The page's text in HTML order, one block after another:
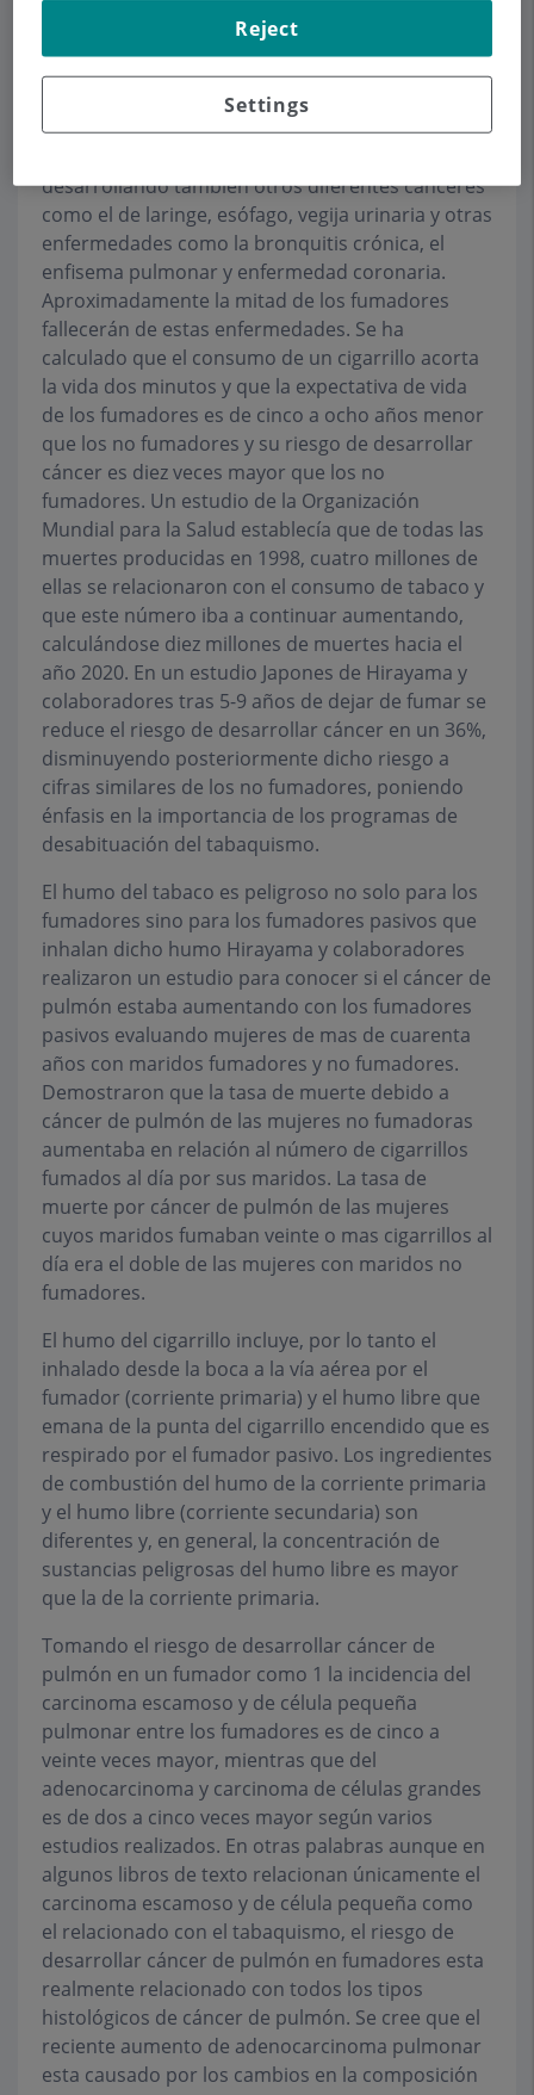
químicos por lo que no esta causado por un
simple agente. En el caso del cáncer de pulmón
estas sustancias químicas actúan en la superficie
celular de la vía aérea. El 90% de los 660.000 mil
pacientes diagnosticados anualmente en el
desarrollando también otros diferentes cánceres
como el de laringe, esófago, vegija urinaria y otras
enfermedades como la bronquitis crónica, el
enfisema pulmonar y enfermedad coronaria.
Aproximadamente la mitad de los fumadores
fallecerán de estas enfermedades. Se ha
calculado que el consumo de un cigarrillo acorta
la vida dos minutos y que la expectativa de vida
de los fumadores es de cinco a ocho años menor
que los no fumadores y su riesgo de desarrollar
cáncer es diez veces mayor que los no
fumadores. Un estudio de la Organización
Mundial para la Salud establecía que de todas las
muertes producidas en 1998, cuatro millones de
ellas se relacionaron con el consumo de tabaco y
que este número iba a continuar aumentando,
calculándose diez millones de muertes hacia el
año 2020. En un estudio Japones de Hirayama y
colaboradores tras 5-9 años de dejar de fumar se
reduce el riesgo de desarrollar cáncer en un 36%,
disminuyendo posteriormente dicho riesgo a
cifras similares de los no fumadores, poniendo
énfasis en la importancia de los programas de
desabituación del tabaquismo.
El humo del tabaco es peligroso no solo para los
fumadores sino para los fumadores pasivos que
inhalan dicho humo Hirayama y colaboradores
realizaron un estudio para conocer si el cáncer de
pulmón estaba aumentando con los fumadores
pasivos evaluando mujeres de mas de cuarenta
años con maridos fumadores y no fumadores.
Demostraron que la tasa de muerte debido a
cáncer de pulmón de las mujeres no fumadoras
aumentaba en relación al número de cigarrillos
fumados al día por sus maridos. La tasa de
muerte por cáncer de pulmón de las mujeres
cuyos maridos fumaban veinte o mas cigarrillos al
día era el doble de las mujeres con maridos no
fumadores.
El humo del cigarrillo incluye, por lo tanto el
inhalado desde la boca a la vía aérea por el
fumador (corriente primaria) y el humo libre que
emana de la punta del cigarrillo encendido que es
respirado por el fumador pasivo. Los ingredientes
de combustión del humo de la corriente primaria
y el humo libre (corriente secundaria) son
diferentes y, en general, la concentración de
sustancias peligrosas del humo libre es mayor
que la de la corriente primaria.
Tomando el riesgo de desarrollar cáncer de
pulmón en un fumador como 1 la incidencia del
carcinoma escamoso y de célula pequeña
pulmonar entre los fumadores es de cinco a
veinte veces mayor, mientras que del
adenocarcinoma y carcinoma de células grandes
es de dos a cinco veces mayor según varios
estudios realizados. En otras palabras aunque en
algunos libros de texto relacionan únicamente el
carcinoma escamoso y de célula pequeña como
el relacionado con el tabaquismo, el riesgo de
desarrollar cáncer de pulmón en fumadores esta
realmente relacionado con todos los tipos
histológicos de cáncer de pulmón. Se cree que el
reciente aumento de adenocarcinoma pulmonar
esta causado por los cambios en la composición
Settings
Reject